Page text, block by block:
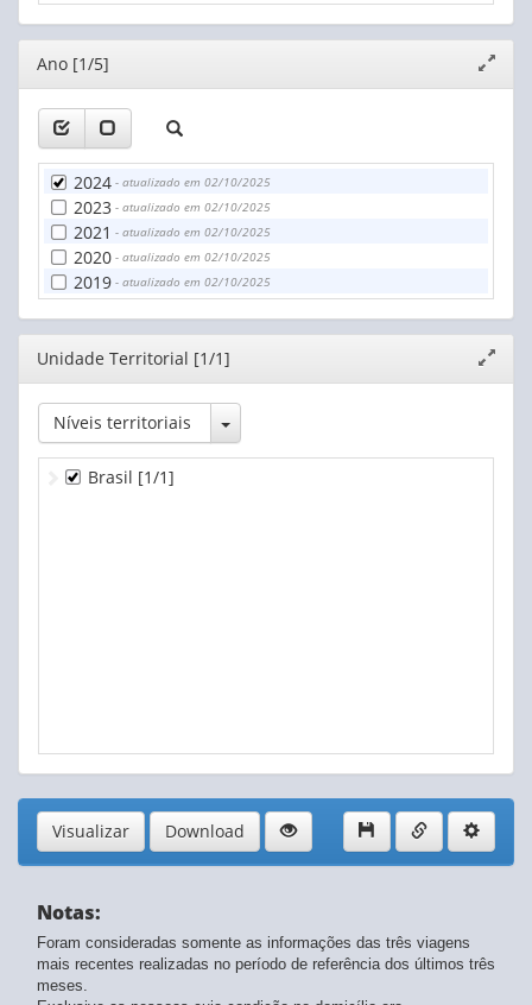
Editor
janela
Ano [1/5]
2024 - atualizado em 02/10/2025
2023 - atualizado em 02/10/2025
2021 - atualizado em 02/10/2025
2020 - atualizado em 02/10/2025
2019 - atualizado em 02/10/2025
Editor
janela
Unidade Territorial [1/1]
Níveis territoriais Toggle Dropdown
Brasil [1/1]
Visualizar Download
Notas:
Foram consideradas somente as informações das três viagens
mais recentes realizadas no período de referência dos últimos três
meses.